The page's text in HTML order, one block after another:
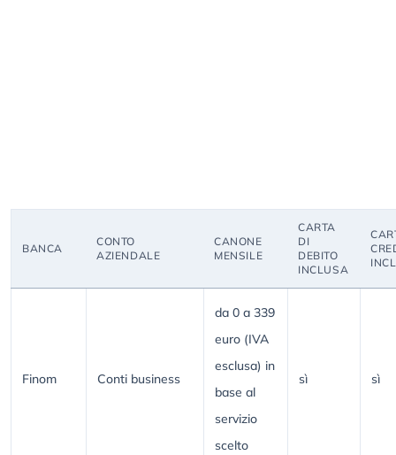
BANCA
CONTO
AZIENDALE
CANONE
MENSILE
CARTA
DI
DEBITO
INCLUSA
Finom Conti business
da 0 a 339
euro (IVA
esclusa) in
base al
servizio
scelto
sì sì